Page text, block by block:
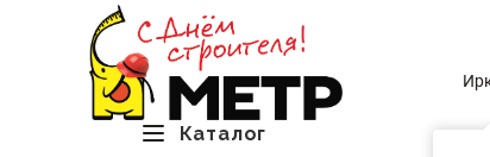
Каталог